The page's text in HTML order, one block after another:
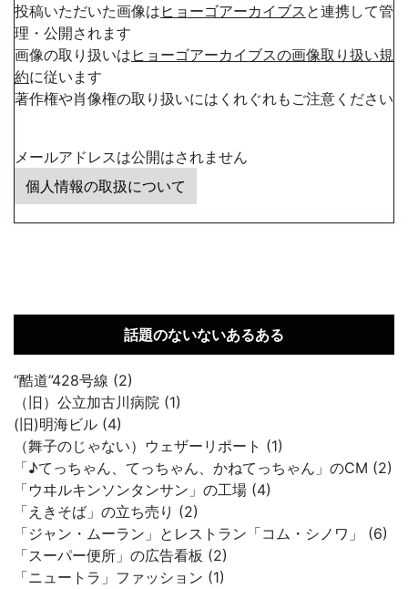
投稿いただいた画像は ヒョーゴアーカイブス と連携して管
理・公開されます
画像の取り扱いは ヒョーゴアーカイブスの画像取り扱い規
約に従います
著作権や肖像権の取り扱いにはくれぐれもご注意ください
メールアドレスは公開はされません
個人情報の取扱について
話題のないないあるある
“酷道”428号線 (2)
（旧）公立加古川病院 (1)
(旧)明海ビル (4)
（舞子のじゃない）ウェザーリポート (1)
「♪てっちゃん、てっちゃん、かねてっちゃん」のCM (2)
「ウヰルキンソンタンサン」の工場 (4)
「えきそば」の立ち売り (2)
「ジャン・ムーラン」とレストラン「コム・シノワ」 (6)
「スーパー便所」の広告看板 (2)
「ニュートラ」ファッション (1)